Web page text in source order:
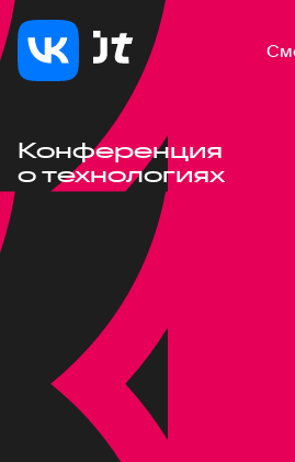
Конференция
о технологиях